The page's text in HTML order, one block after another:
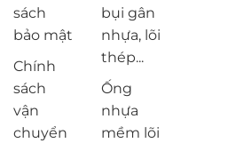
sách
bảo mật
Chính
sách
vận
chuyển
bụi gân
nhựa, lõi
thép...
Ống
nhựa
mềm lõi